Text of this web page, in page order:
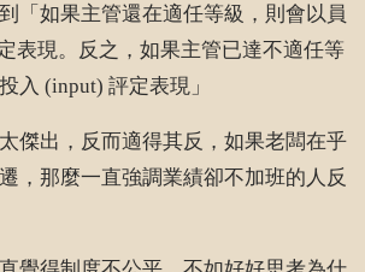
「如果主管還在適任等級，則會以員
表現。反之，如果主管已達不適任等
入 (input) 評定表現」
傑出，反而適得其反，如果老闆在乎
，那麼一直強調業績卻不加班的人反